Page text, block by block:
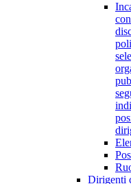
Dirigenti